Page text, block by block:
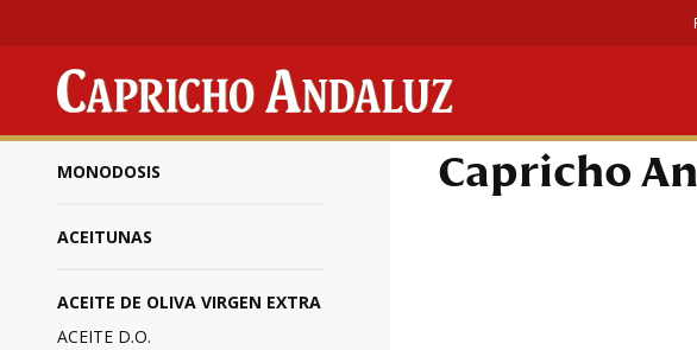
MONODOSIS
ACEITUNAS
ACEITE DE OLIVA VIRGEN EXTRA
ACEITE D.O.
Botella de
Capricho